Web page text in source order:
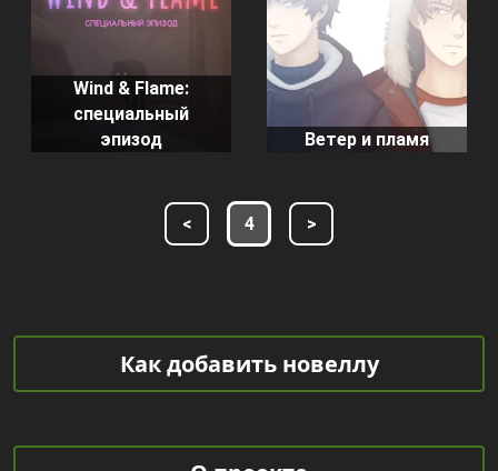
Wind & Flame:
специальный
эпизод
Ветер и пламя
< 4 >
Как добавить новеллу